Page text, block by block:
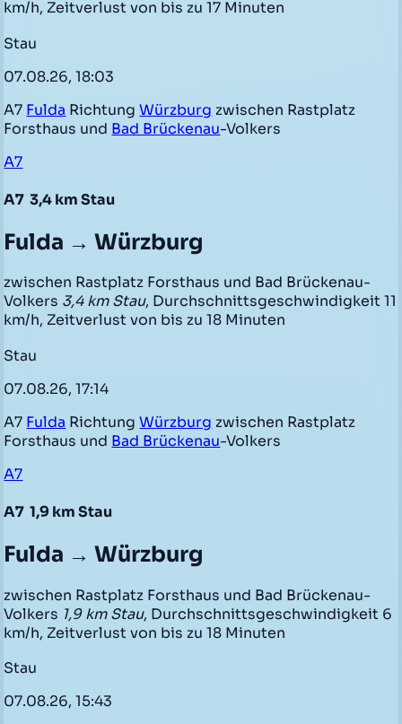
km/h, Zeitverlust von bis zu 17 Minuten
Stau
07.08.26, 18:03
A7 Fulda RichtungWürzburg zwischen Rastplatz
Forsthaus und Bad Brückenau-Volkers
A7
A7 3,4 km Stau
Fulda → Würzburg
zwischen Rastplatz Forsthaus und Bad Brückenau-
Volkers 3,4 km Stau, Durchschnittsgeschwindigkeit 11
km/h, Zeitverlust von bis zu 18 Minuten
Stau
07.08.26, 17:14
A7 Fulda RichtungWürzburg zwischen Rastplatz
Forsthaus und Bad Brückenau-Volkers
A7
A7 1,9 km Stau
Fulda → Würzburg
zwischen Rastplatz Forsthaus und Bad Brückenau-
Volkers 1,9 km Stau, Durchschnittsgeschwindigkeit 6
km/h, Zeitverlust von bis zu 18 Minuten
Stau
07.08.26, 15:43